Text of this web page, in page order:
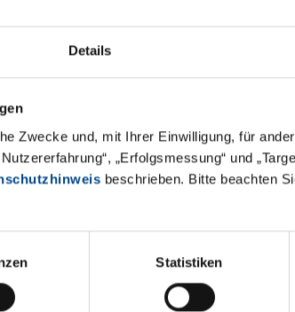
Details
Zwecke und, mit Ihrer Einwilligung, für
„Erfolgsmessung“ und
beschrieben. Bitte beachten
Statistiken
Tag der Feuchtgebiete
Schon seit 1971 gibt es die
weltweiten Feuchtgebiete. Sie
Übereinkommen zum
Schutz der Feuchtgebiete